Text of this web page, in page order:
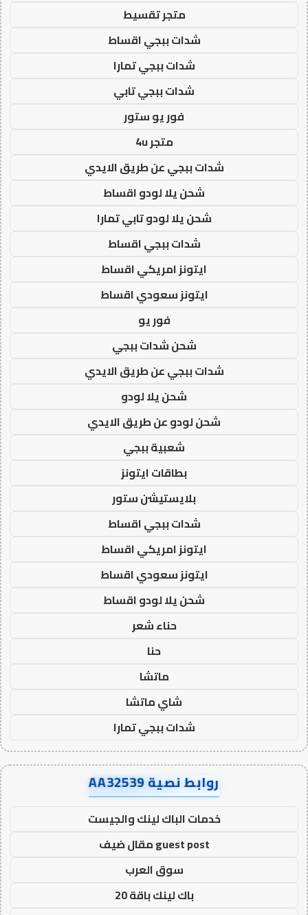
متجر تقسيط
شدات ببجي اقساط
شدات ببجي تمارا
شدات ببجي تابي
فور يو ستور
متجر 4u
شدات ببجي عن طريق الايدي
شحن يلا لودو اقساط
شحن يلا لودو تابي تمارا
شدات ببجي اقساط
ايتونز امريكي اقساط
ايتونز سعودي اقساط
فور يو
شحن شدات ببجي
شدات ببجي عن طريق الايدي
شحن يلا لودو
شحن لودو عن طريق الايدي
شعبية ببجي
بطاقات ايتونز
بلايستيشن ستور
شدات ببجي اقساط
ايتونز امريكي اقساط
ايتونز سعودي اقساط
شحن يلا لودو اقساط
حناء شعر
حنا
ماتشا
شاي ماتشا
شدات ببجي تمارا
روابط نصية AA32539
خدمات الباك لينك والجيست
guest post مقال ضيف
سوق العرب
باك لينك باقة 20